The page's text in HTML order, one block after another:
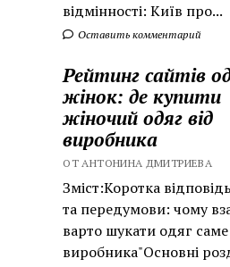
відмінності: Київ про...
Оставить комментарий
Рейтинг сайтів
жінок: де купити
жіночий одяг від
виробника
ОТ АНТОНИНА ДМИТРИЕВА
Зміст:Коротка
та передумови: чому
варто шукати одяг саме
виробника"Основні